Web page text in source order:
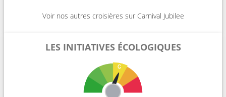
Voir nos autres croisières sur Carnival Jubilee
LES INITIATIVES ÉCOLOGIQUES